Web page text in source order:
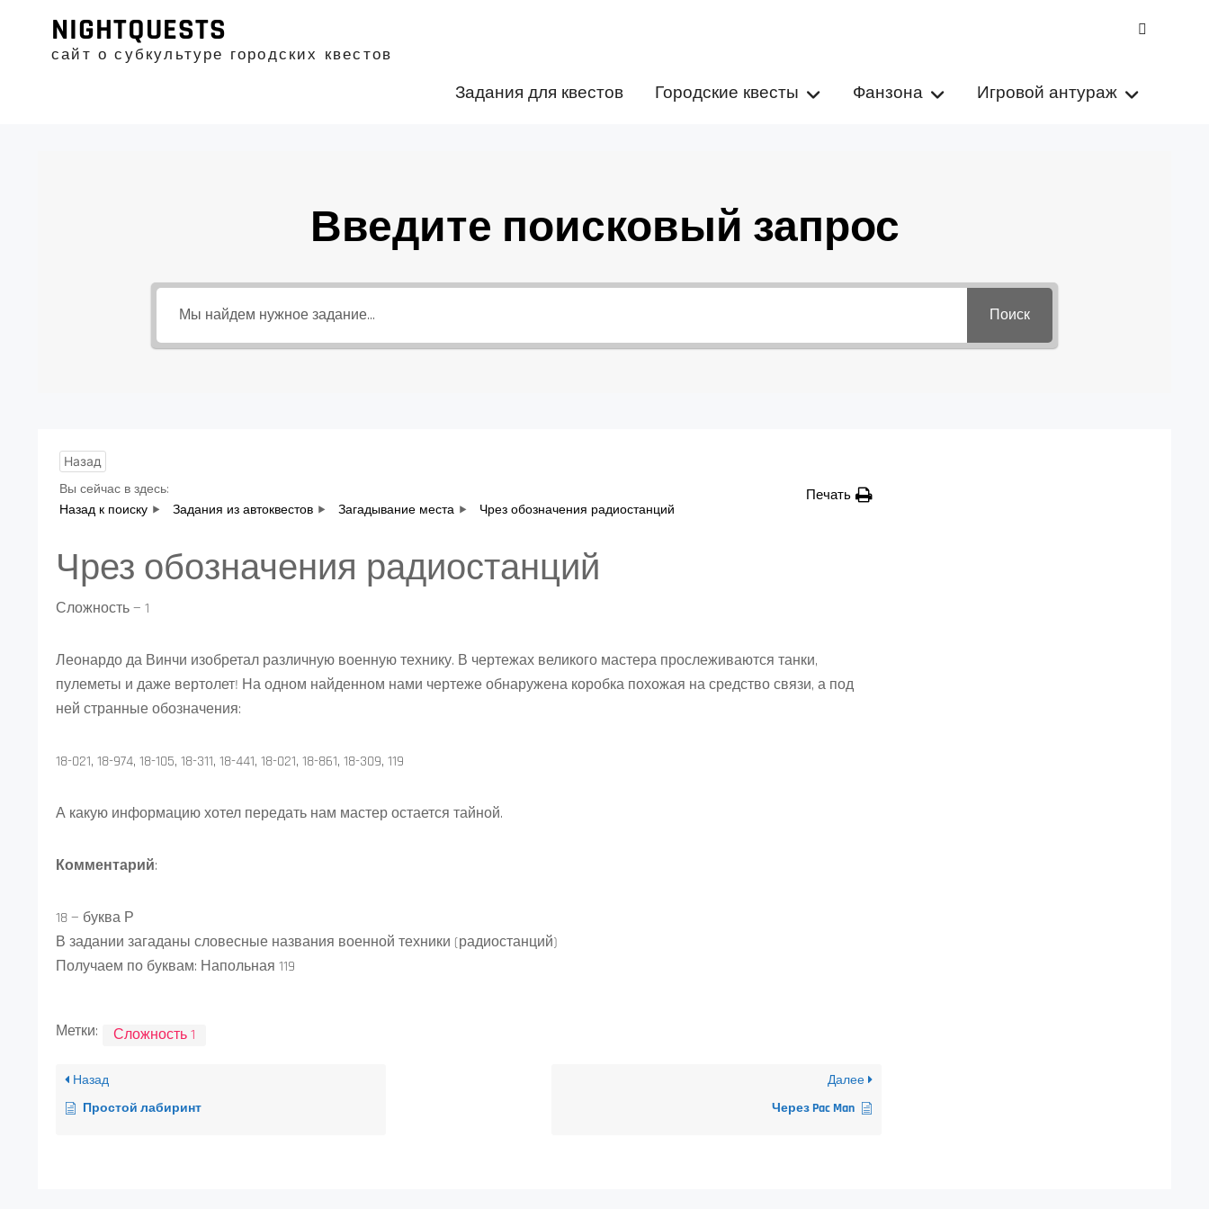
содержимому
NIGHTQUESTS
сайт о субкультуре городских квестов
Задания для квестов Городские квесты Фанзона Игровой антураж
Введите поисковый запрос
Поиск
Назад
Вы сейчас в здесь:
Назад к поиску
Задания из автоквестов Загадывание места Чрез обозначения радиостанций
Печать
Чрез обозначения радиостанций
Сложность — 1
Леонардо да Винчи изобретал различную военную технику. В чертежах великого мастера прослеживаются танки,
пулеметы и даже вертолет! На одном найденном нами чертеже обнаружена коробка похожая на средство связи, а под
ней странные обозначения:
18-021, 18-974, 18-105, 18-311, 18-441, 18-021, 18-861, 18-309, 119
А какую информацию хотел передать нам мастер остается тайной.
Комментарий:
18 — буква Р
В задании загаданы словесные названия военной техники (радиостанций)
Получаем по буквам: Напольная 119
Метки: Сложность 1
Назад
Простой лабиринт
Далее
Через Pac Man